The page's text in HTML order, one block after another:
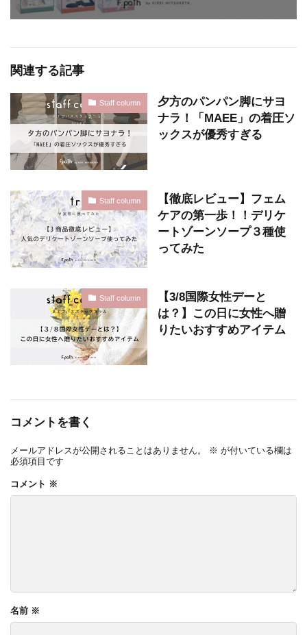
関連する記事
Staff column
夕方のパンパン脚にサヨ
ナラ！「MAEE」の着圧ソ
ックスが優秀すぎる
Staff column
【徹底レビュー】フェム
ケアの第一歩！！デリケ
ートゾーンソープ３種使
ってみた
Staff column
【3/8国際女性デーと
は？】この日に女性へ贈
りたいおすすめアイテム
コメントを書く
メールアドレスが公開されることはありません。 ※ が付いている欄は
必須項目です
コメント ※
名前 ※